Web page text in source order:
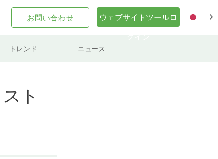
お問い合わせ
ウェブサイトツールロ
トレンド ニュース
ト